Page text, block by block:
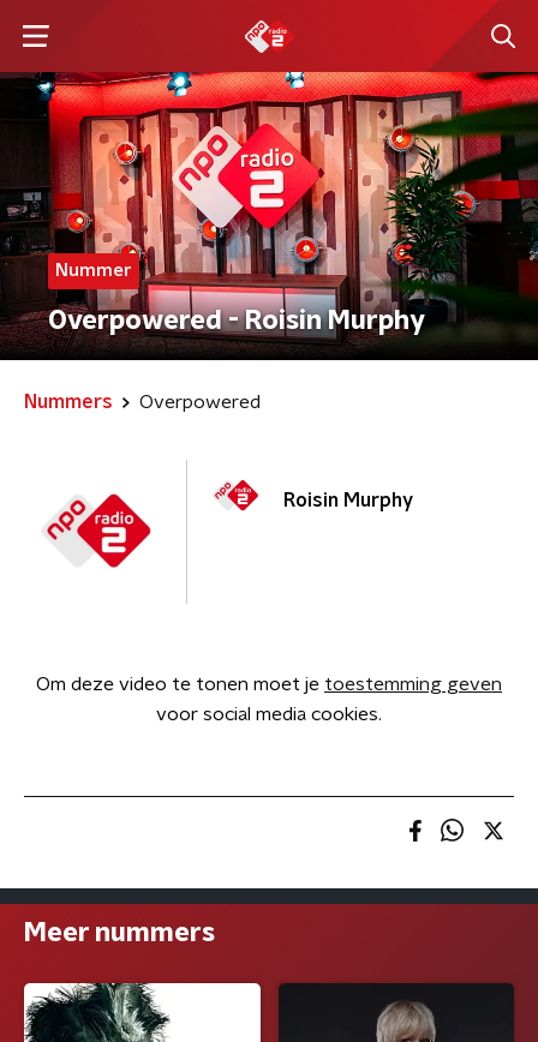
Nummer
Overpowered - Roisin Murphy
Nummers Overpowered
Roisin Murphy
Om deze video te tonen moet je toestemming geven
voor social media cookies.
Meer nummers